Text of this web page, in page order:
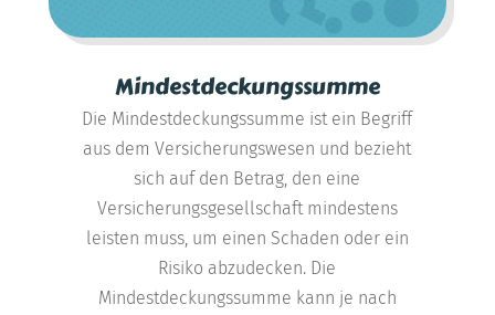
Mindestdeckungssumme
Die Mindestdeckungssumme ist ein Begriff
aus dem Versicherungswesen und bezieht
sich auf den Betrag, den eine
Versicherungsgesellschaft mindestens
leisten muss, um einen Schaden oder ein
Risiko abzudecken. Die
Mindestdeckungssumme kann je nach